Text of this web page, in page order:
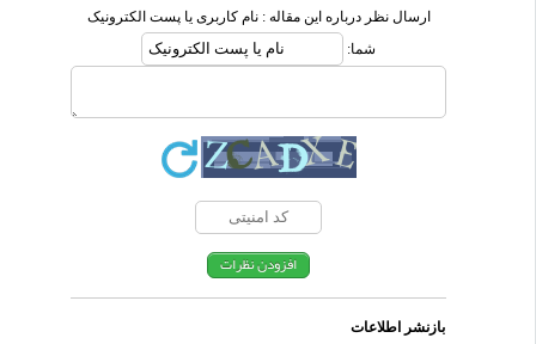
ارسال نظر درباره این مقاله : نام کاربری یا پست الکترونیک
شما:
بازنشر اطلاعات